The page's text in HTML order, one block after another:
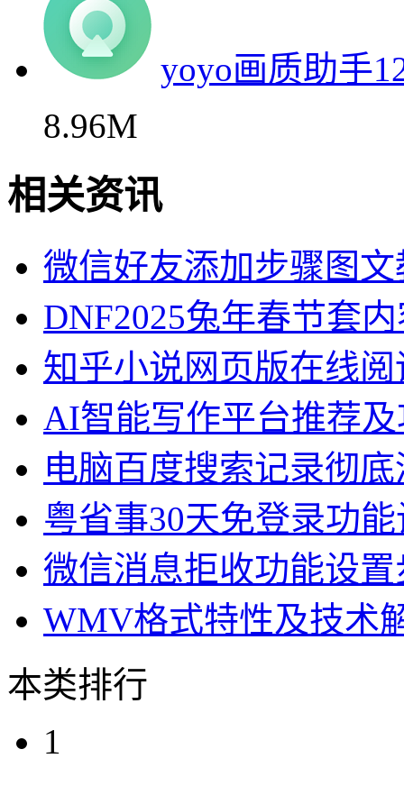
yoyo画质助手
8.96M
相关资讯
微信好友添加步骤图文
DNF2025兔年春节套
知乎小说网页版在线
AI智能写作平台推荐
电脑百度搜索记录彻
粤省事30天免登录功
微信消息拒收功能设
WMV格式特性及技术
本类排行
1